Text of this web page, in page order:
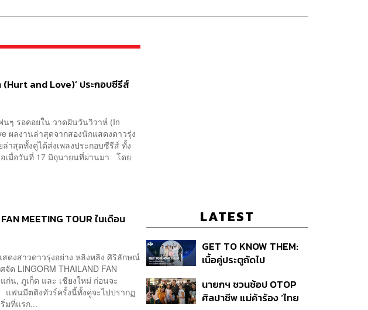
and Love)’ ประกอบซีรีส์
ๆ รอคอยใน วาดฝันวันวิวาห์ (In
ผลงานล่าสุดจากสองนักแสดงดาวรุ่ง
สุดทั้งคู่ได้ส่งเพลงประกอบซีรีส์ ทั้ง
อเมื่อวันที่ 17 มิถุนายนที่ผ่านมา โดย
MEETING TOUR ในเดือน
ดงสาวดาวรุ่งอย่าง หลิงหลิง ศิริลักษณ์
LINGORM THAILAND FAN
น, ภูเก็ต และ เชียงใหม่ ก่อนจะ
แฟนมีตติงทัวร์ครั้งนี้ทั้งคู่จะไปปรากฏ
มที่แรก...
LATEST
GET TO KNOW THEM:
เนื้อคู่ประตูถัดไป
นายกฯ ชวนช้อป OTOP
ศิลปาชีพ แม่ค้าร้อง ‘ไทย